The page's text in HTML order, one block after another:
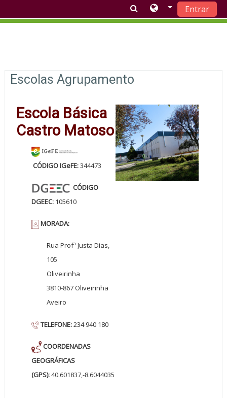
Entrar
Lista de tópicos
Escolas Agrupamento
Escola Básica
Castro Matoso
CÓDIGO IGeFE:344473
CÓDIGO
DGEEC: 105610
MORADA:
Rua Profª Justa Dias,
105
Oliveirinha
3810-867 Oliveirinha
Aveiro
TELEFONE:234 940 180
COORDENADAS
GEOGRÁFICAS
(GPS):40.601837,-8.6044035